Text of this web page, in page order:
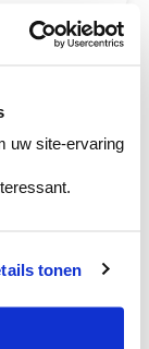
uw site-ervaring
tonen
je
je kleur